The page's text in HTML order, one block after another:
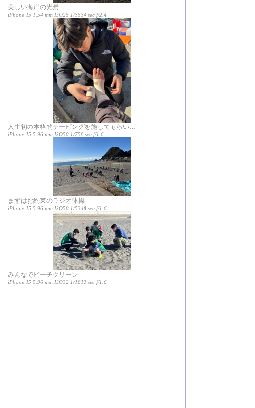
美しい海岸の光景
iPhone 15 1.54 mm ISO25 1/3534 sec f/2.4
人生初の本格的テーピングを施してもらい…
iPhone 15 5.96 mm ISO50 1/758 sec f/1.6
まずはお約束のラジオ体操
iPhone 15 5.96 mm ISO50 1/5348 sec f/1.6
みんなでビーチクリーン
iPhone 15 5.96 mm ISO32 1/1812 sec f/1.6